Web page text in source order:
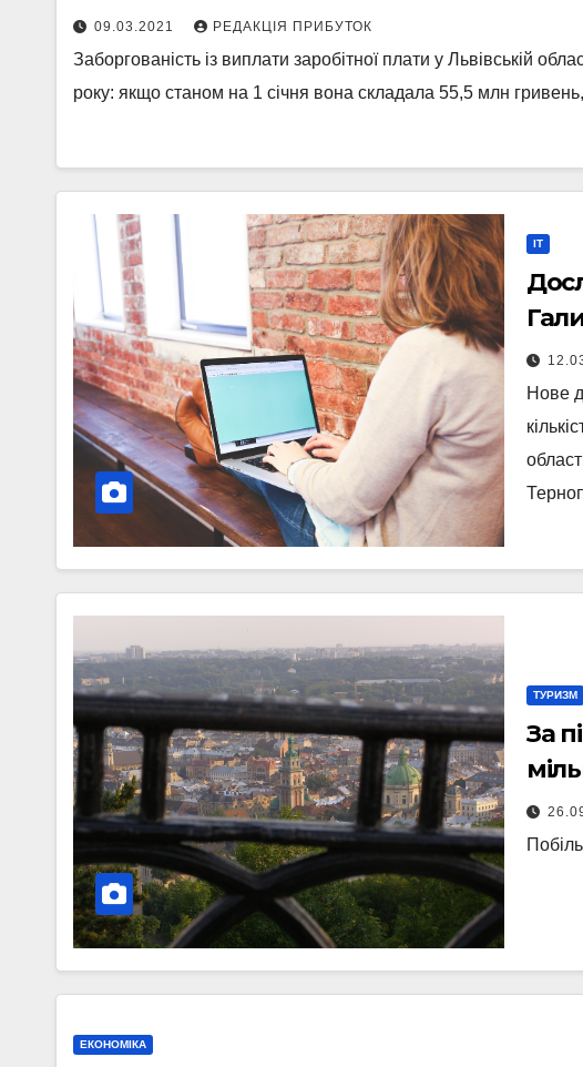
09.03.2021 РЕДАКЦІЯ ПРИБУТОК
Заборгованість із виплати заробітної плати у Львівській
року: якщо станом на 1 січня вона складала 55,5 млн
IT
Нове
ТУРИЗМ
За
ЕКОНОМІКА